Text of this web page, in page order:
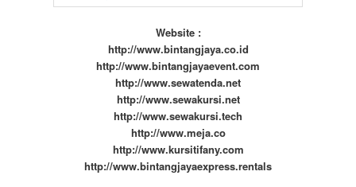
Website :
http://www.bintangjaya.co.id
http://www.bintangjayaevent.com
http://www.sewatenda.net
http://www.sewakursi.net
http://www.sewakursi.tech
http://www.meja.co
http://www.kursitifany.com
http://www.bintangjayaexpress.rentals